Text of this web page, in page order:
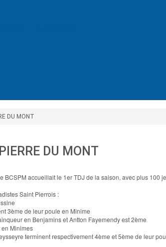
DU MONT
DU MONT
BCSPM accueillait le 1er TDJ de la saison, avec plus 100
Saint Pierrois :
3ème de leur poule en Minime
en Benjamins et Antton Fayemendy est 2ème
Minimes
terminent respectivement 4ème et 5ème de leur